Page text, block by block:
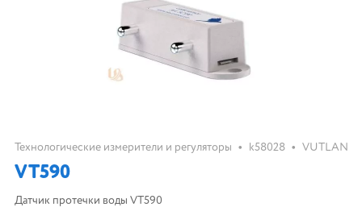
Технологические измерители и регуляторы • k58028 • VUTLAN
VT590
Датчик протечки воды VT590